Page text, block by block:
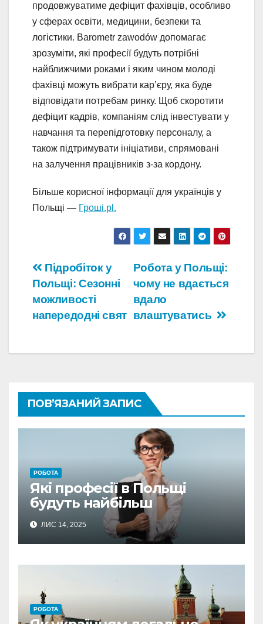
продовжуватиме дефіцит фахівців, особливо
у сферах освіти, медицини, безпеки та
логістики. Barometr zawodów допомагає
зрозуміти, які професії будуть потрібні
найближчими роками і яким чином молоді
фахівці можуть вибрати кар’єру, яка буде
відповідати потребам ринку. Щоб скоротити
дефіцит кадрів, компаніям слід інвестувати у
навчання та перепідготовку персоналу, а
також підтримувати ініціативи, спрямовані
на залучення працівників з-за кордону.
Більше корисної інформації для українців у
Польщі — Гроші.pl.
Навігація
записів
Робота у Польщі:
чому не вдається
вдало
влаштуватись
Підробіток у
Польщі: Сезонні
можливості
напередодні свят
ПОВ’ЯЗАНИЙ ЗАПИС
РОБОТА
Які професії в Польщі
будуть найбільш
затребувані у 2026 році
ЛИС 14, 2025
РОБОТА